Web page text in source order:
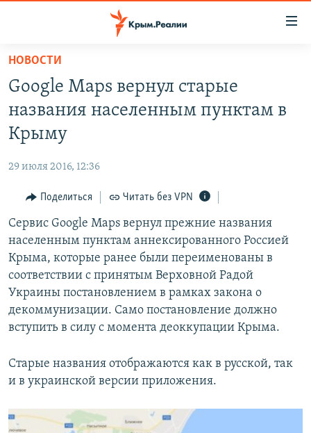
Вернуться
основному
содержанию
Вернутся
главной
Вернутся
поиску
НОВОСТИ
СПЕЦПРОЕКТЫ
11 ЛЕТ ОККУПАЦИИ КРЫМА. 11 ИСТОРИЙ СОПРОТИВЛЕНИЯ
ВОДА
ЕЩЕ
ИНТЕРАКТИВ
ИНФОГРАФИКА
ТЕЛЕПРОЕКТ КРЫМ.РЕАЛИИ
СОВЕТЫ ПРАВОЗАЩИТНИКОВ
ПРОПАВШИЕ БЕЗ ВЕСТИ
ПОБЕДИТЕЛЕЙ НЕ СУДЯТ?
РАДІО СВОБОДА
КАК ОБОЙТИ БЛОКИРОВКУ
Українською
Qırımtatar
ПРИСОЕДИНЯЙТЕСЬ!
Все сайты RFE/RL
НОВОСТИ
Google Maps вернул старые
названия населенным пунктам в
Крыму
29 июля 2016, 12:36
Поделиться Читать без VPN
Сервис Google Maps вернул прежние названия
населенным пунктам аннексированного Россией
Крыма, которые ранее были переименованы в
соответствии с принятым Верховной Радой
Украины постановлением в рамках закона о
декоммунизации. Само постановление должно
вступить в силу с момента деоккупации Крыма.
Старые названия отображаются как в русской, так
и в украинской версии приложения.